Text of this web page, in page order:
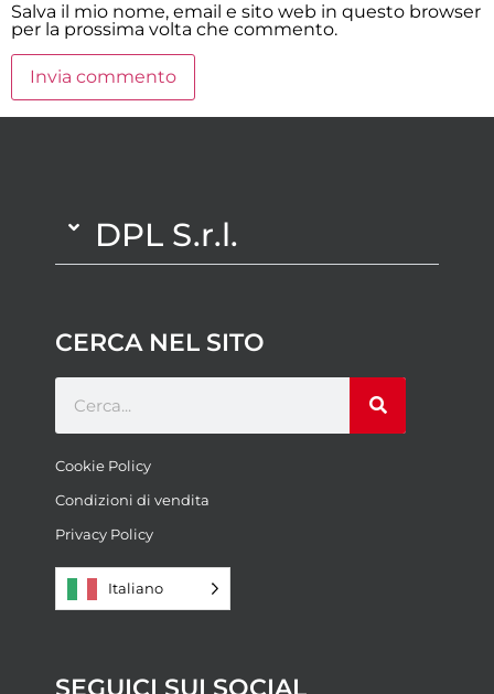
Salva il mio nome, email e sito web in questo browser
per la prossima volta che commento.
DPL S.r.l.
CERCA NEL SITO
Cookie Policy
Condizioni di vendita
Privacy Policy
Italiano
SEGUICI SUI SOCIAL